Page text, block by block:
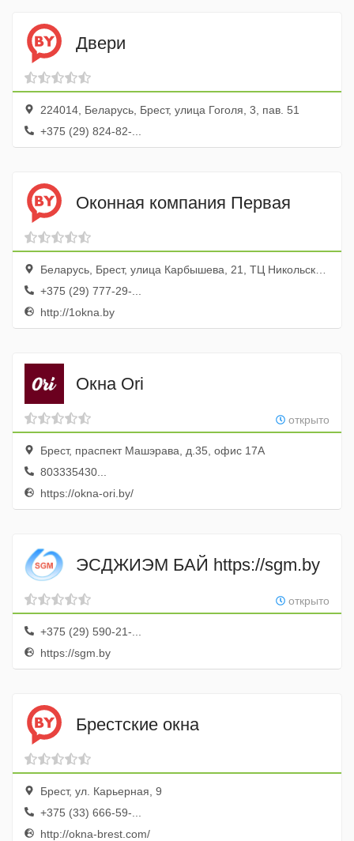
Двери
224014, Беларусь, Брест, улица Гоголя, 3, пав. 51
+375 (29) 824-82-...
Оконная компания Первая
Беларусь, Брест, улица Карбышева, 21, ТЦ Никольский, пав. 218
+375 (29) 777-29-...
http://1okna.by
Окна Ori
открыто
Брест, праспект Машэрава, д.35, офис 17А
803335430...
https://okna-ori.by/
ЭСДЖИЭМ БАЙ https://sgm.by
открыто
+375 (29) 590-21-...
https://sgm.by
Брестские окна
Брест, ул. Карьерная, 9
+375 (33) 666-59-...
http://okna-brest.com/